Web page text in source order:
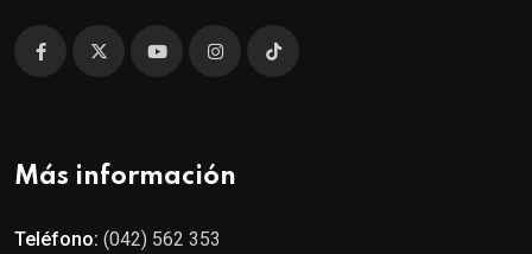
Más información
Teléfono: (042) 562 353